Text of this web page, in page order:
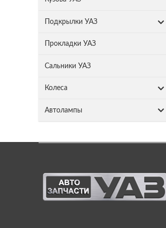
Подкрылки УАЗ
Прокладки УАЗ
Сальники УАЗ
Колеса
Автолампы